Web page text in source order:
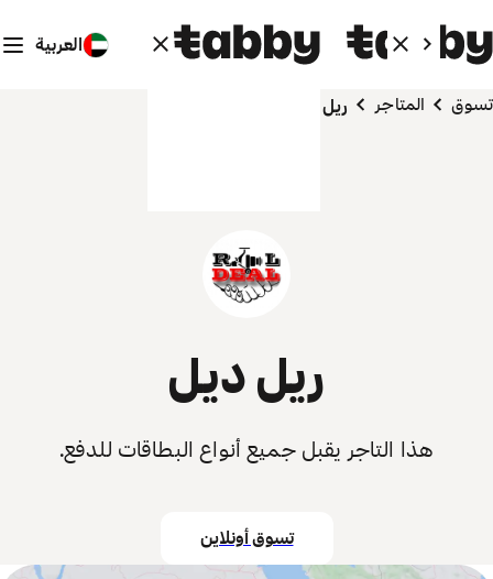
العربية
تسوق المتاجر ريل ديل
ريل ديل
هذا التاجر يقبل جميع أنواع البطاقات للدفع.
تسوق أونلاين